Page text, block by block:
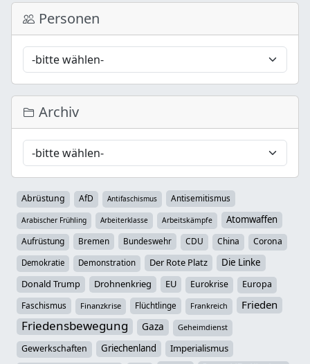
Personen
Archiv
Abrüstung AfD Antifaschismus Antisemitismus
Arabischer Frühling Arbeiterklasse Arbeitskämpfe Atomwaffen
Aufrüstung Bremen Bundeswehr CDU China Corona
Demokratie Demonstration Der Rote Platz
Die Linke
Donald Trump
Drohnenkrieg EU Eurokrise Europa
Faschismus Finanzkrise Flüchtlinge Frankreich Frieden
Friedensbewegung Gaza Geheimdienst
Gewerkschaften Griechenland Imperialismus